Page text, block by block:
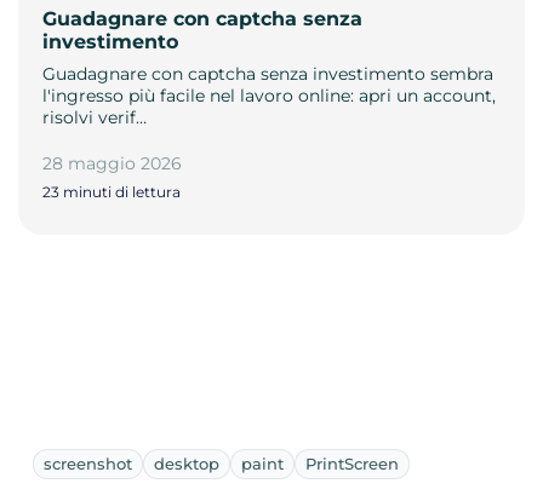
Guadagnare con captcha senza
investimento
Guadagnare con captcha senza investimento sembra
l'ingresso più facile nel lavoro online: apri un account,
risolvi verif…
28 maggio 2026
23 minuti di lettura
screenshot desktop paint PrintScreen